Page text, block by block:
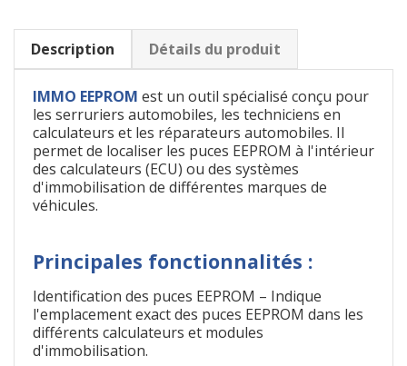
Description Détails du produit
IMMO EEPROM est un outil spécialisé conçu pour
les serruriers automobiles, les techniciens en
calculateurs et les réparateurs automobiles. Il
permet de localiser les puces EEPROM à l'intérieur
des calculateurs (ECU) ou des systèmes
d'immobilisation de différentes marques de
véhicules.
Principales fonctionnalités :
Identification des puces EEPROM – Indique
l'emplacement exact des puces EEPROM dans les
différents calculateurs et modules
d'immobilisation.